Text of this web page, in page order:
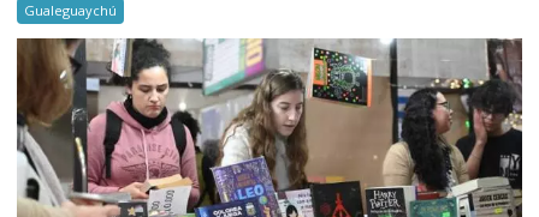
Gualeguaychú